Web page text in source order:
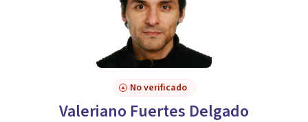
No verificado
Valeriano Fuertes Delgado